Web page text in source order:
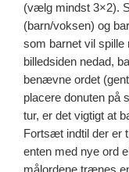
(vælg mindst 3×2).
(barn/voksen) og
som barnet vil spille
billedsiden nedad,
benævne ordet
placere donuten på
tur, er det vigtigt at
Fortsæt indtil der er
enten med nye ord